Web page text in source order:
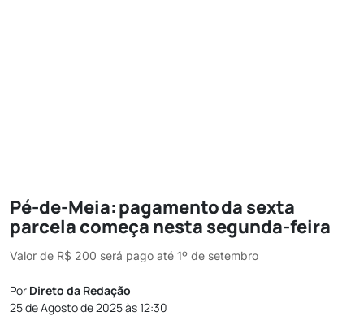
Pé-de-Meia: pagamento da sexta
parcela começa nesta segunda-feira
Valor de R$ 200 será pago até 1º de setembro
Por Direto da Redação
25 de Agosto de 2025 às 12:30